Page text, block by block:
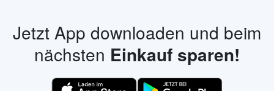
Jetzt App downloaden und beim
nächsten Einkauf sparen!